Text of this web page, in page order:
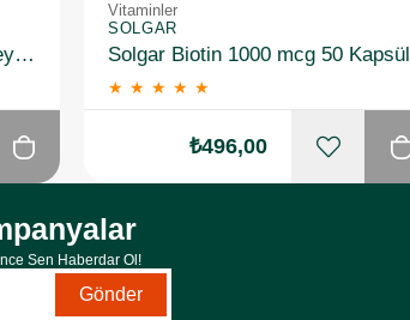
Solgar Kangavites Tropikal Meyve Aromalı 60 Tablet
Vitaminler
SOLGAR
Solgar Biotin 1000 mcg 50 Kapsül
★ ★ ★ ★ ★
₺496,00
Sen Haberdar Ol!
Gönder